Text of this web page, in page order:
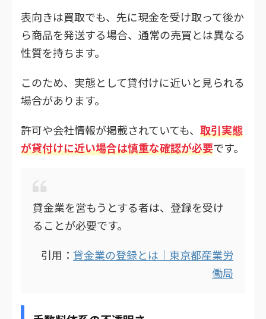
表向きは買取でも、先に現金を受け取って後か
ら商品を発送する場合、通常の売買とは異なる
性質を持ちます。
このため、実態として貸付けに近いと見られる
場合があります。
許可や会社情報が掲載されていても、 取引実態
が貸付けに近い場合は慎重な確認が必要です。
貸金業を営もうとする者は、登録を受け
ることが必要です。
引用： 貸金業の登録とは｜東京都産業労
働局